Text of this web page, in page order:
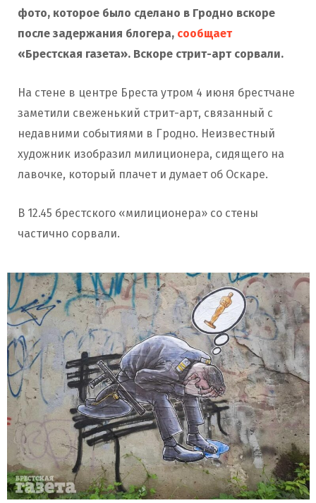
фото, которое было сделано в Гродно вскоре
после задержания блогера, сообщает
«Брестская газета». Вскоре стрит-арт сорвали.
На стене в центре Бреста утром 4 июня брестчане
заметили свеженький стрит-арт, связанный с
недавними событиями в Гродно. Неизвестный
художник изобразил милиционера, сидящего на
лавочке, который плачет и думает об Оскаре.
В 12.45 брестского «милиционера» со стены
частично сорвали.